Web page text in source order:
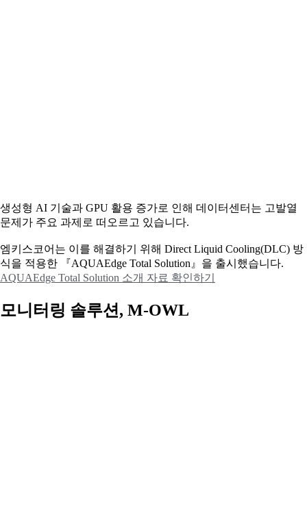
생성형 AI 기술과 GPU 활용 증가로 인해 데이터센터는 고발열
문제가 주요 과제로 떠오르고 있습니다.
엠키스코어는 이를 해결하기 위해 Direct Liquid Cooling(DLC) 방
식을 적용한 『AQUAEdge Total Solution』을 출시했습니다.
AQUAEdge Total Solution 소개 자료 확인하기
모니터링 솔루션, M-OWL